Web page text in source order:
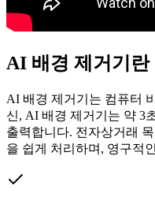
AI 배경 제거기란
AI 배경 제거기는 컴퓨터
신, AI 배경 제거기는 약 3
출력합니다. 전자상거래
을 쉽게 처리하며, 영구적